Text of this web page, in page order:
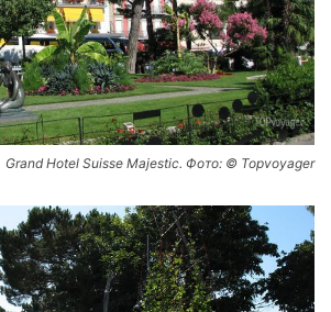
Grand Hotel Suisse Majestic. Фото: © Topvoyager